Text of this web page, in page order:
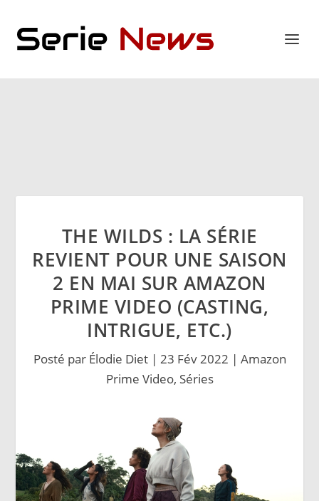
THE WILDS : LA SÉRIE
REVIENT POUR UNE SAISON
2 EN MAI SUR AMAZON
PRIME VIDEO (CASTING,
INTRIGUE, ETC.)
Posté par Élodie Diet| 23 Fév 2022 | Amazon
Prime Video, Séries